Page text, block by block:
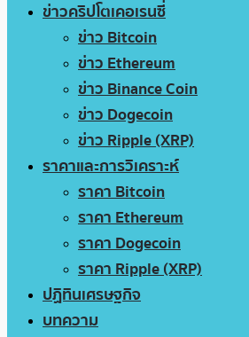
ข่าวคริปโตเคอเรนซี่
ข่าว Bitcoin
ข่าว Ethereum
ข่าว Binance Coin
ข่าว Dogecoin
ข่าว Ripple (XRP)
ราคาและการวิเคราะห์
ราคา Bitcoin
ราคา Ethereum
ราคา Dogecoin
ราคา Ripple (XRP)
ปฏิทินเศรษฐกิจ
บทความ